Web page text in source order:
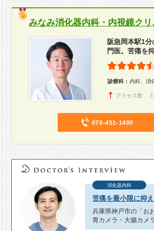
みなみ消化器内科・内視鏡クリ
阪急岡本駅1
門医。苦痛を
診療科： 内科、消
アクセス数 7
078-451-1400
消化器内科
苦痛を最小限に抑
兵庫県神戸市の「お
胃カメラ・大腸カメ